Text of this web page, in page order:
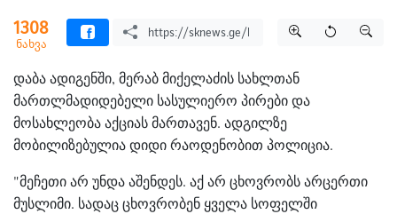
1308
ნახვა
დაბა ადიგენში, მერაბ მიქელაძის სახლთან
მართლმადიდებელი სასულიერო პირები და
მოსახლეობა აქციას მართავენ. ადგილზე
მობილიზებულია დიდი რაოდენობით პოლიცია.
"მეჩეთი არ უნდა აშენდეს. აქ არ ცხოვრობს არცერთი
მუსლიმი. სადაც ცხოვრობენ ყველა სოფელში